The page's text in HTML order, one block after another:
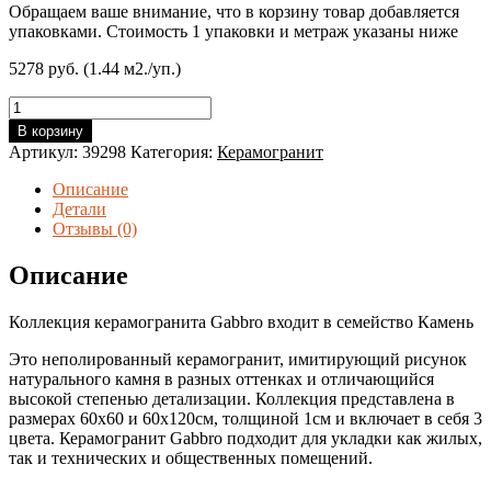
Обращаем ваше внимание, что в корзину товар добавляется
упаковками. Стоимость 1 упаковки и метраж указаны ниже
5278 руб. (1.44 м2./уп.)
Количество
товара
Estima
Gabbro
GB04
60*120
Матовый
В корзину
Артикул: 39298 Категория: Керамогранит
Описание
Детали
Отзывы (0)
Описание
Коллекция керамогранита Gabbro входит в семейство Камень
Это неполированный керамогранит, имитирующий рисунок
натурального камня в разных оттенках и отличающийся
высокой степенью детализации. Коллекция представлена в
размерах 60х60 и 60х120см, толщиной 1см и включает в себя 3
цвета. Керамогранит Gabbro подходит для укладки как жилых,
так и технических и общественных помещений.